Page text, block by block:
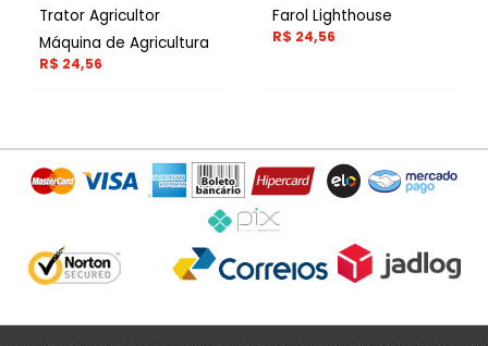
Trator Agricultor
Máquina de Agricultura
R$ 24,56
Farol Lighthouse
R$ 24,56